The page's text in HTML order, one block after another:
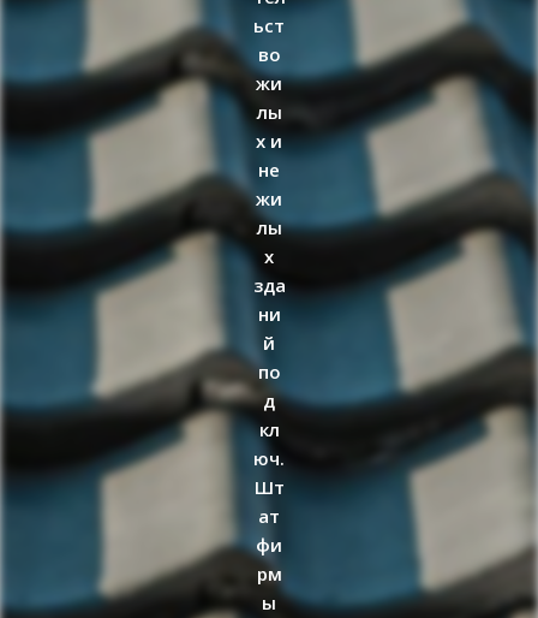
ьст
во
жи
лы
х и
не
жи
лы
х
зда
ни
й
по
д
кл
юч.
Шт
ат
фи
рм
ы